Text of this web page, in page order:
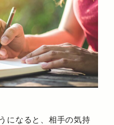
になると、相手の気持